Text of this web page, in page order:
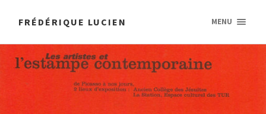
FRÉDÉRIQUE LUCIEN MENU